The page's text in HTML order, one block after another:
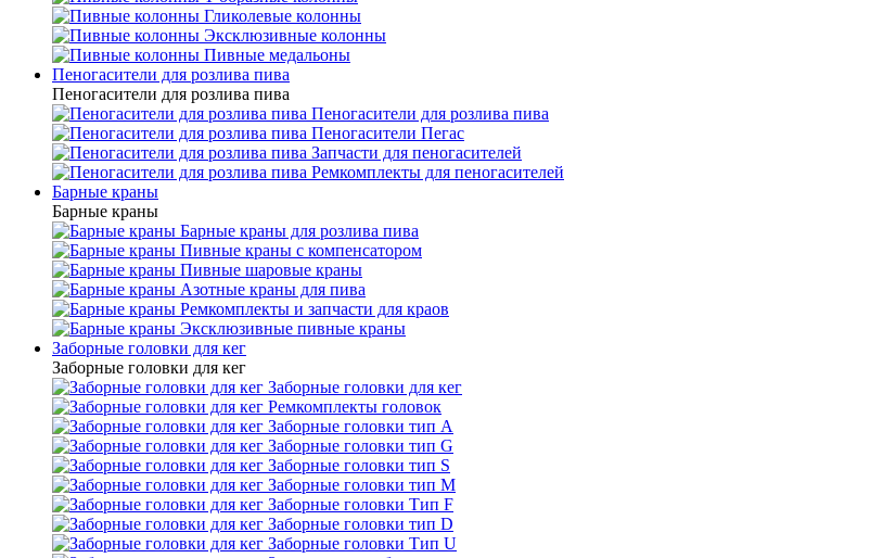
Гликолевые колонны
Эксклюзивные колонны
Пивные медальоны
Пеногасители для розлива пива
Пеногасители для розлива пива
Пеногасители для розлива пива
Пеногасители Пегас
Запчасти для пеногасителей
Ремкомплекты для пеногасителей
Барные краны
Барные краны
Барные краны для розлива пива
Пивные краны с компенсатором
Пивные шаровые краны
Азотные краны для пива
Ремкомплекты и запчасти для краов
Эксклюзивные пивные краны
Заборные головки для кег
Заборные головки для кег
Заборные головки для кег
Ремкомплекты головок
Заборные головки тип А
Заборные головки тип G
Заборные головки тип S
Заборные головки тип М
Заборные головки Тип F
Заборные головки тип D
Заборные головки Тип U